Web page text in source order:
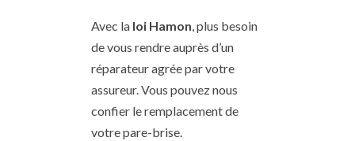
Avec la loi Hamon, plus besoin
de vous rendre auprès d’un
réparateur agrée par votre
assureur. Vous pouvez nous
confier le remplacement de
votre pare-brise.